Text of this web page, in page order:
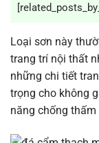
Loại sơn này
trang trí nội thất
những chi tiết
trọng cho không
năng chống